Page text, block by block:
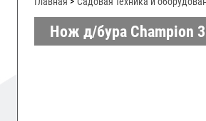
Нож д/бура Champion